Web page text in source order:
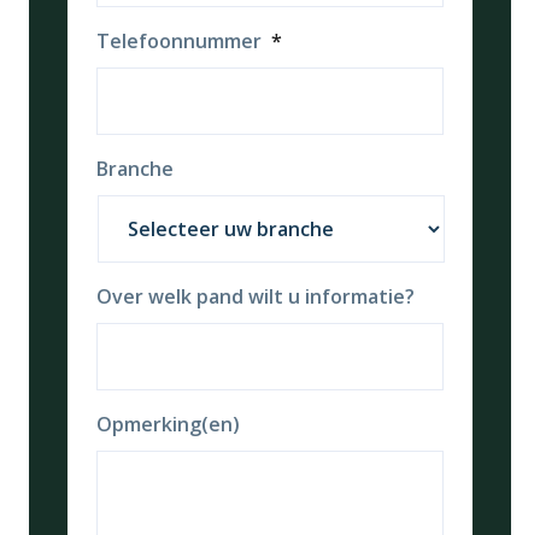
Telefoonnummer *
Branche
Over welk pand wilt u informatie?
Opmerking(en)